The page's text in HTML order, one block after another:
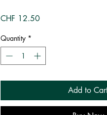
CHF 12.50Price
Quantity *
Add to